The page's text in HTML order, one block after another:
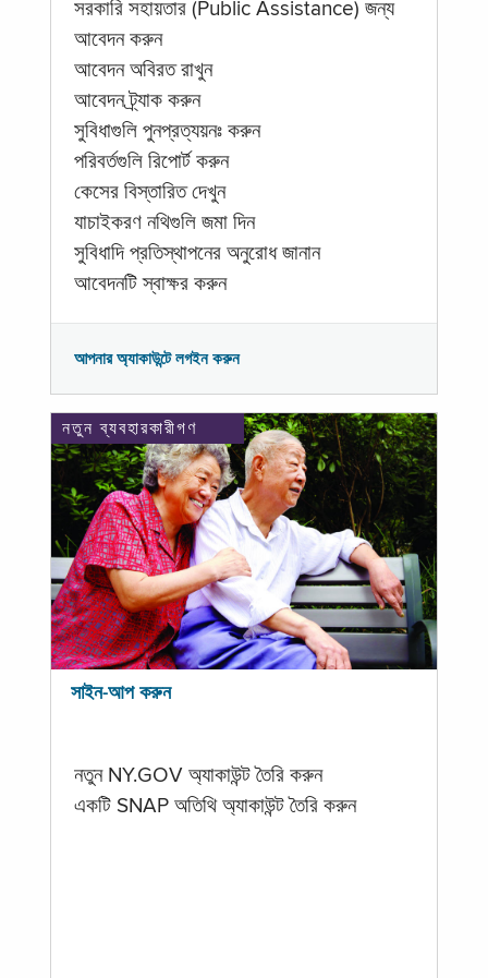
সরকারি সহায়তার (Public Assistance) জন্য
আবেদন করুন
আবেদন অবিরত রাখুন
আবেদন ট্র্যাক করুন
সুবিধাগুলি পুনপ্রত্যয়নঃ করুন
পরিবর্তগুলি রিপোর্ট করুন
কেসের বিস্তারিত দেখুন
যাচাইকরণ নথিগুলি জমা দিন
সুবিধাদি প্রতিস্থাপনের অনুরোধ জানান
আবেদনটি স্বাক্ষর করুন
আপনার অ্যাকাউন্টে লগইন করুন
নতুন ব্যবহারকারীগণ
সাইন-আপ করুন
নতুন NY.GOV অ্যাকাউন্ট তৈরি করুন
একটি SNAP অতিথি অ্যাকাউন্ট তৈরি করুন